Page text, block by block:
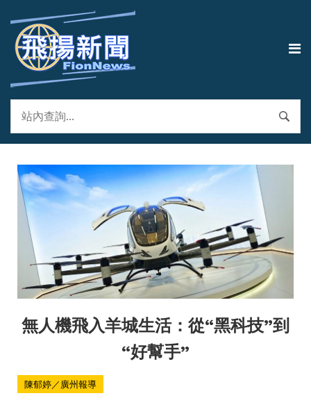
無人機飛入羊城生活：從“黑科技”到
“好幫手”
陳郁婷／廣州報導